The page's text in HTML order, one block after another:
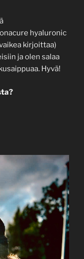
hyaluronic
kirjoittaa)
ja olen salaa
Hyvä!